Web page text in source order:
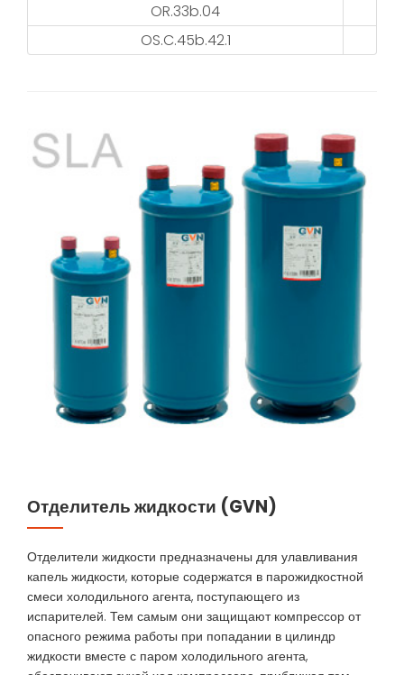
OR.33b.04
OS.C.45b.42.1
Отделитель жидкости (GVN)
Отделители жидкости предназначены для улавливания
капель жидкости, которые содержатся в парожидкостной
смеси холодильного агента, поступающего из
испарителей. Тем самым они защищают компрессор от
опасного режима работы при попадании в цилиндр
жидкости вместе с паром холодильного агента,